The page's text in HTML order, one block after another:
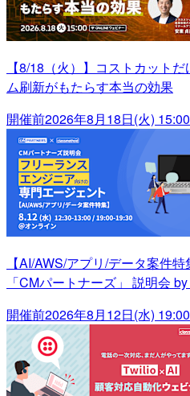
【8/18（火）】コストカット
ム刷新がもたらす本当の効果
開催前2026年8月18日(火) 15:00
【AI/AWS/アプリ/データ案件
「CMパートナーズ」 説明会
開催前2026年8月12日(水) 19:00